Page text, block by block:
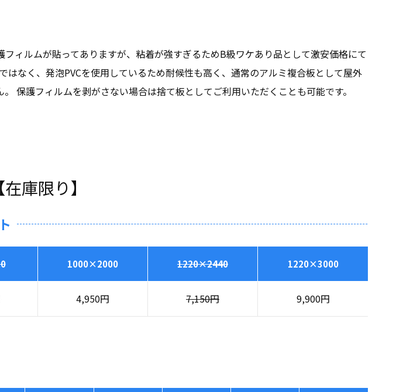
ィルムが貼ってありますが、粘着が強すぎるためB級ワケあり品として激安価格にて
はなく、発泡PVCを使用しているため耐候性も高く、通常のアルミ複合板として屋外
保護フィルムを剥がさない場合は捨て板としてご利用いただくことも可能です。
庫限り】
1000×2000 1220×2440 1220×3000
4,950円 7,150円 9,900円